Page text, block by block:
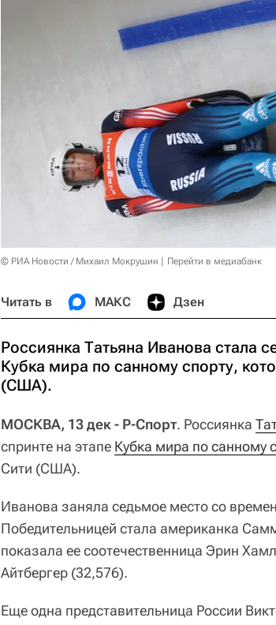
© РИА Новости / Михаил Мокрушин Перейти в медиабанк
Читать в МАКС Дзен
Россиянка Татьяна Иванова стала
Кубка мира по санному спорту,
(США).
МОСКВА, 13 дек - Р-Спорт. Россиянка
спринте на этапе Кубка мира по санному
Сити (США).
Иванова заняла седьмое место со
Победительницей стала американка
показала ее соотечественница Эрин
Айтбергер (32,576).
Еще одна представительница России